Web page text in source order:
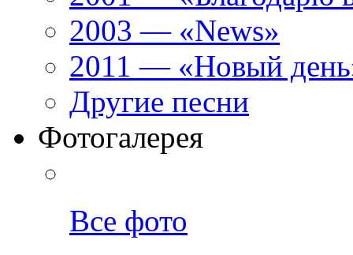
2003 — «News»
2011 — «Новый
Другие песни
Фотогалерея
Все фото